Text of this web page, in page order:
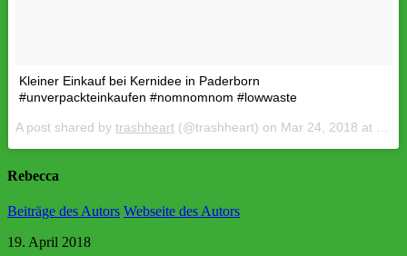
Kleiner Einkauf bei Kernidee in Paderborn
#unverpackteinkaufen #nomnomnom #lowwaste
A post shared by trashheart (@trashheart) on Mar 24, 2018 at 2:03pm PDT
Rebecca
Beiträge des Autors Webseite des Autors
19. April 2018